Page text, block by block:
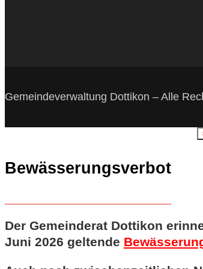
Gemeindeverwaltung Dottikon – Alle
Bewässerungsverbot
Der Gemeinderat Dottikon
Juni 2026 geltende